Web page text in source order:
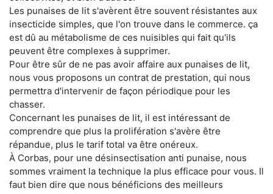
Les punaises de lit s'avèrent être souvent résistantes aux
insecticide simples, que l'on trouve dans le commerce. ça
est dû au métabolisme de ces nuisibles qui fait qu'ils
peuvent être complexes à supprimer.
Pour être sûr de ne pas avoir affaire aux punaises de lit,
nous vous proposons un contrat de prestation, qui nous
permettra d'intervenir de façon périodique pour les
chasser.
Concernant les punaises de lit, il est intéressant de
comprendre que plus la prolifération s'avère être
répandue, plus le tarif total va être onéreux.
À Corbas, pour une désinsectisation anti punaise, nous
sommes vraiment la technique la plus efficace pour vous. Il
faut bien dire que nous bénéficions des meilleurs